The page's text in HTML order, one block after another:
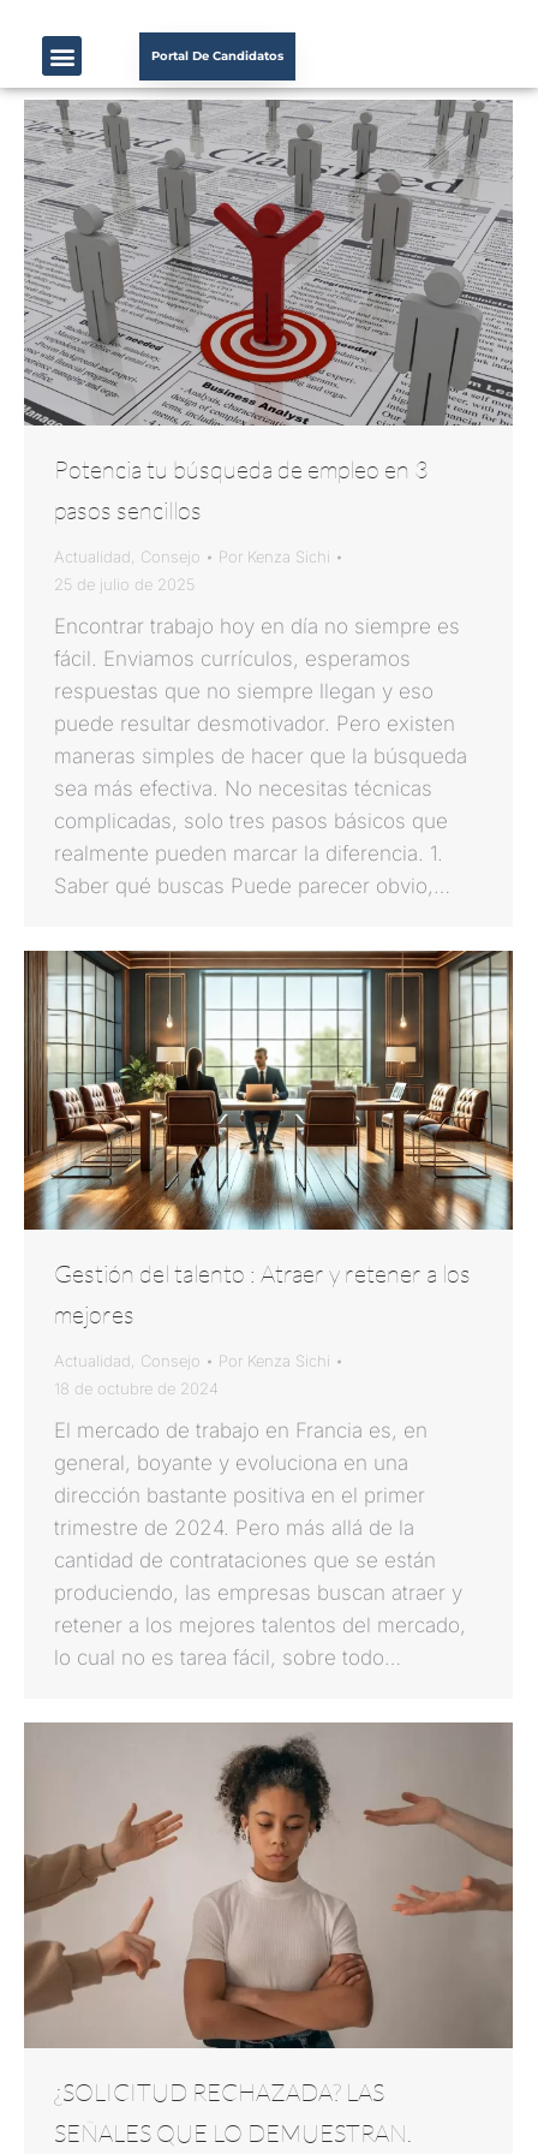
Portal De Candidatos
Potencia tu búsqueda de empleo en 3
pasos sencillos
Actualidad Consejo Por Kenza Sichi
25 de julio de 2025
Encontrar trabajo hoy en día no siempre es
fácil. Enviamos currículos, esperamos
respuestas que no siempre llegan y eso
puede resultar desmotivador. Pero existen
maneras simples de hacer que la búsqueda
sea más efectiva. No necesitas técnicas
complicadas, solo tres pasos básicos que
realmente pueden marcar la diferencia. 1.
Saber qué buscas Puede parecer obvio,…
Gestión del talento : Atraer y retener a los
mejores
Actualidad, Consejo Por Kenza Sichi
18 de octubre de 2024
El mercado de trabajo en Francia es, en
general, boyante y evoluciona en una
dirección bastante positiva en el primer
trimestre de 2024. Pero más allá de la
cantidad de contrataciones que se están
produciendo, las empresas buscan atraer y
retener a los mejores talentos del mercado,
lo cual no es tarea fácil, sobre todo…
¿SOLICITUD RECHAZADA? LAS
SEÑALES QUE LO DEMUESTRAN.